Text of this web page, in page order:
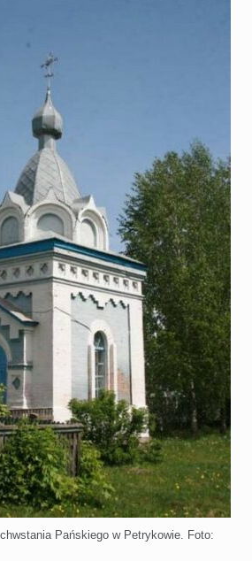
Pańskiego w Petrykowie. Foto: